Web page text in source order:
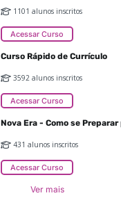
1101 alunos inscritos
Acessar Curso
Curso Rápido de Currículo
3592 alunos inscritos
Acessar Curso
431 alunos inscritos
Acessar Curso
Ver mais